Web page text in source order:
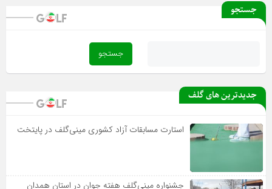
جستجو
جدیدترین های گلف
استارت مسابقات آزاد کشوری مینی‌گلف در پایتخت
جشنواره مینی‌گلف هفته جوان در استان همدان